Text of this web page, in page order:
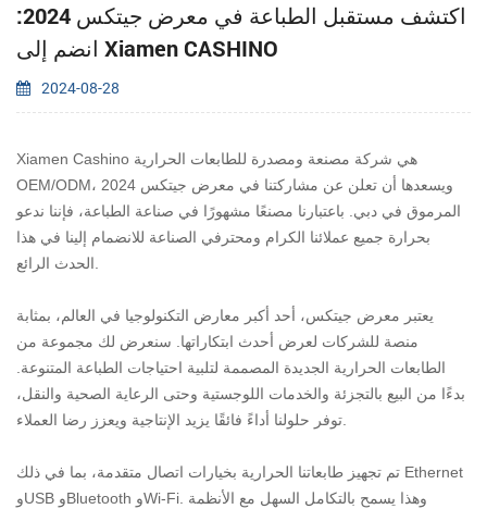
اكتشف مستقبل الطباعة في معرض جيتكس 2024:
انضم إلى Xiamen CASHINO
2024-08-28
Xiamen Cashino هي شركة مصنعة ومصدرة للطابعات الحرارية
OEM/ODM، ويسعدها أن تعلن عن مشاركتنا في معرض جيتكس 2024
المرموق في دبي. باعتبارنا مصنعًا مشهورًا في صناعة الطباعة، فإننا ندعو
بحرارة جميع عملائنا الكرام ومحترفي الصناعة للانضمام إلينا في هذا
يعتبر معرض جيتكس، أحد أكبر معارض التكنولوجيا في العالم، بمثابة
منصة للشركات لعرض أحدث ابتكاراتها. سنعرض لك مجموعة من
الطابعات الحرارية الجديدة المصممة لتلبية احتياجات الطباعة المتنوعة.
بدءًا من البيع بالتجزئة والخدمات اللوجستية وحتى الرعاية الصحية والنقل،
تم تجهيز طابعاتنا الحرارية بخيارات اتصال متقدمة، بما في ذلك Ethernet
وUSB وBluetooth وWi-Fi. وهذا يسمح بالتكامل السهل مع الأنظمة